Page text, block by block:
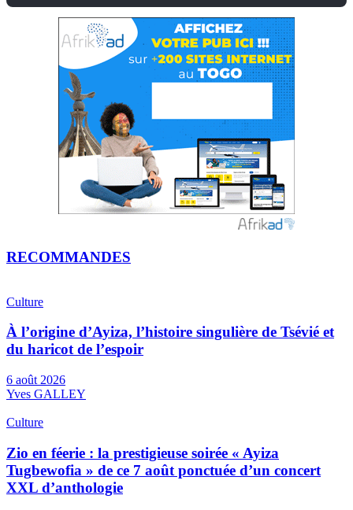
RECOMMANDES
Culture
À l’origine d’Ayiza, l’histoire singulière de Tsévié et
du haricot de l’espoir
6 août 2026
Yves GALLEY
Culture
Zio en féerie : la prestigieuse soirée « Ayiza
Tugbewofia » de ce 7 août ponctuée d’un concert
XXL d’anthologie